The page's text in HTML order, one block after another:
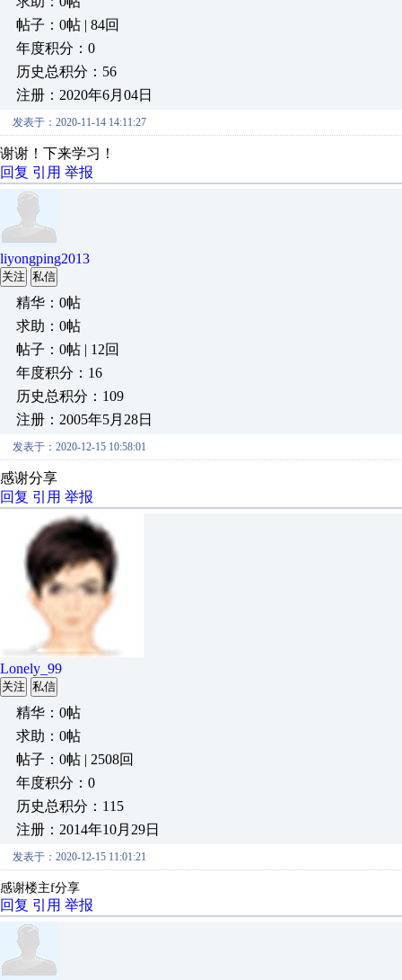
帖子：0帖 | 84回
年度积分：0
历史总积分：56
注册：2020年6月04日
发表于：2020-11-14 14:11:27
谢谢！下来学习！
回复 引用 举报
liyongping2013
关注 私信
精华：0帖
求助：0帖
帖子：0帖 | 12回
年度积分：16
历史总积分：109
注册：2005年5月28日
发表于：2020-12-15 10:58:01
感谢分享
回复 引用 举报
Lonely_99
关注 私信
精华：0帖
求助：0帖
帖子：0帖 | 2508回
年度积分：0
历史总积分：115
注册：2014年10月29日
发表于：2020-12-15 11:01:21
感谢楼主f分享
回复 引用 举报